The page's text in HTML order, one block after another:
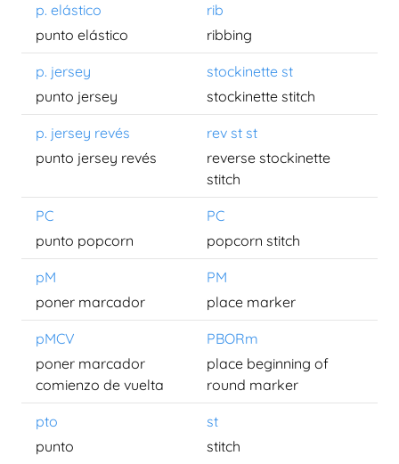
p. elástico
rib
punto elástico
ribbing
p. jersey
stockinette st
punto jersey
stockinette stitch
p. jersey revés
rev st st
punto jersey revés
reverse stockinette
stitch
PC
PC
punto popcorn
popcorn stitch
pM
PM
poner marcador
place marker
pMCV
PBORm
poner marcador
comienzo de vuelta
place beginning of
round marker
pto
st
punto
stitch